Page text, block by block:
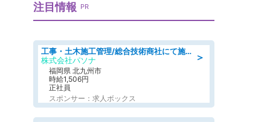
注目情報 PR
＞
工事・土木施工管理/総合技術商社にて施工管理のお仕事/即日勤務可/車通勤可/工事・土木施工管理/生産・品質管理
株式会社パソナ
福岡県 北九州市
時給1,506円
正社員
スポンサー：求人ボックス